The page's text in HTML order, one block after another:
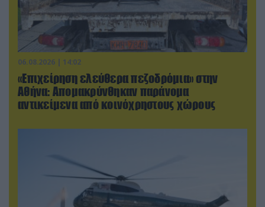
06.08.2026 | 14:02
«Επιχείρηση ελεύθερα πεζοδρόμια» στην
Αθήνα: Απομακρύνθηκαν παράνομα
αντικείμενα από κοινόχρηστους χώρους